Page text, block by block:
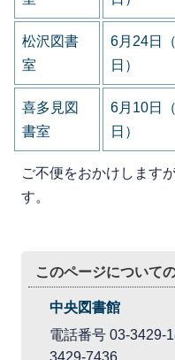
松沢図書
室
6月24日
日）
喜多見図
書室
6月10日
日）
ご不便をおかけします
す。
このページについて
中央図書館
電話番号 03-